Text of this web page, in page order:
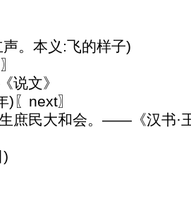
。本义:飞的样子)
说文》
)〖next〗
庶民大和会。——《汉书·
)